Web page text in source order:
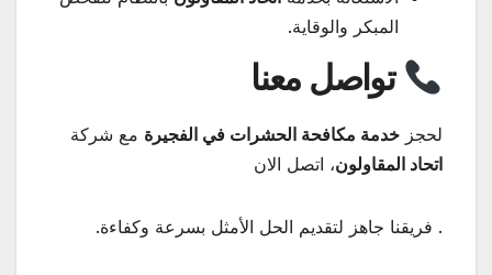
المبكر والوقاية.
تواصل معنا
لحجز خدمة مكافحة الحشرات في الفجيرة مع شركة
اتحاد المقاولون، اتصل الان
. فريقنا جاهز لتقديم الحل الأمثل بسرعة وكفاءة.